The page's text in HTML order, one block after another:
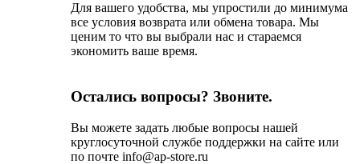
Для вашего удобства, мы упростили до минимума
все условия возврата или обмена товара. Мы
ценим то что вы выбрали нас и стараемся
экономить ваше время.
Остались вопросы? Звоните.
Вы можете задать любые вопросы нашей
круглосуточной службе поддержки на сайте или
по почте info@ap-store.ru